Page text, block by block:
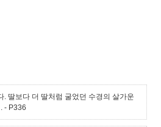
딸보다 더 딸처럼 굴었던 수경의 살가운
- P336